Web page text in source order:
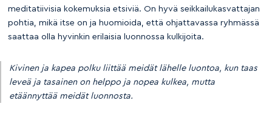
meditatiivisia kokemuksia etsiviä. On hyvä seikkailukasvattajan
pohtia, mikä itse on ja huomioida, että ohjattavassa ryhmässä
saattaa olla hyvinkin erilaisia luonnossa kulkijoita.
Kivinen ja kapea polku liittää meidät lähelle luontoa, kun taas
leveä ja tasainen on helppo ja nopea kulkea, mutta
etäännyttää meidät luonnosta.